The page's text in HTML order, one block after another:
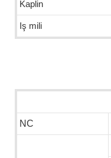
Kaplin
Iş mili
NC